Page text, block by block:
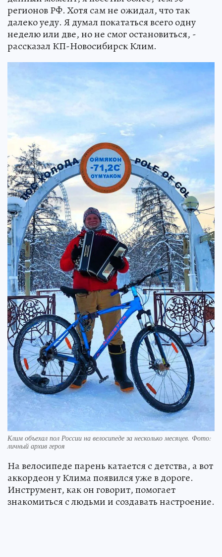
регионов РФ. Хотя сам не ожидал, что так
далеко уеду. Я думал покататься всего одну
неделю или две, но не смог остановиться, -
рассказал КП-Новосибирск Клим.
Клим объехал пол России на велосипеде за несколько месяцев. Фото:
личный архив героя
На велосипеде парень катается с детства, а вот
аккордеон у Клима появился уже в дороге.
Инструмент, как он говорит, помогает
знакомиться с людьми и создавать настроение.